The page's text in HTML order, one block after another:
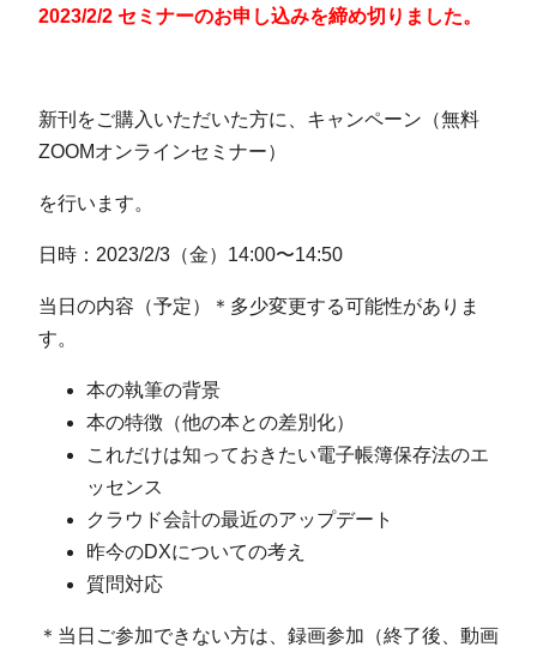
2023/2/2 セミナーのお申し込みを締め切りました。
新刊をご購入いただいた方に、キャンペーン（無料
ZOOMオンラインセミナー）
を行います。
日時：2023/2/3（金）14:00〜14:50
当日の内容（予定）＊多少変更する可能性がありま
す。
本の執筆の背景
本の特徴（他の本との差別化）
これだけは知っておきたい電子帳簿保存法のエ
ッセンス
クラウド会計の最近のアップデート
昨今のDXについての考え
質問対応
＊当日ご参加できない方は、録画参加（終了後、動画